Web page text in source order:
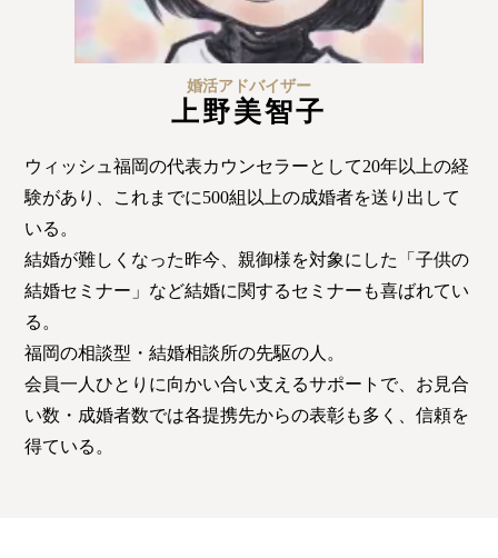
婚活アドバイザー
上野美智子
ウィッシュ福岡の代表カウンセラーとして20年以上の経
験があり、これまでに500組以上の成婚者を送り出して
いる。
結婚が難しくなった昨今、親御様を対象にした「子供の
結婚セミナー」など結婚に関するセミナーも喜ばれてい
る。
福岡の相談型・結婚相談所の先駆の人。
会員一人ひとりに向かい合い支えるサポートで、お見合
い数・成婚者数では各提携先からの表彰も多く、信頼を
得ている。